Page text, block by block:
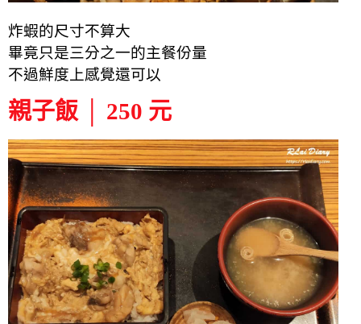
炸蝦的尺寸不算大
畢竟只是三分之一的主餐份量
不過鮮度上感覺還可以
親子飯 │ 250 元